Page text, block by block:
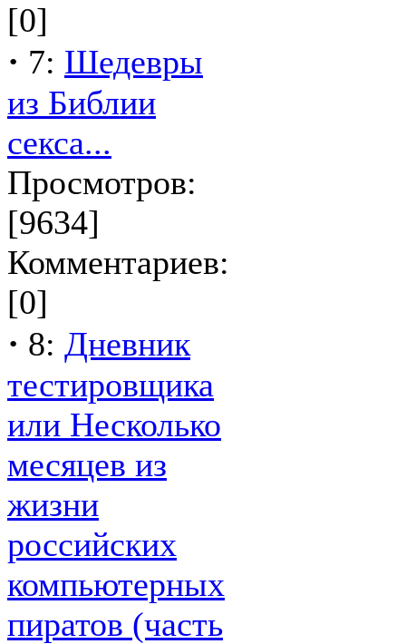
[0]
· 7: Шедевры
из Библии
секса...
Просмотров:
[9634]
Комментариев:
[0]
· 8: Дневник
тестировщика
или Несколько
месяцев из
жизни
российских
компьютерных
пиратов (часть